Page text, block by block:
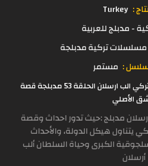
:
Turkey
- مدبلج للعربية
مسلسلات تركية مدبلجة
: مستمر
مشاهدة وتحميل المسلسل التركي الب ارسلان الحلقة 53 مدبلجة قصة
الأصلي
مدبلج :حيث تدور احداث وقصة
يتناول هيكل الدولة، والأحداث
الكبرى وحياة السلطان ألب
أرسلان